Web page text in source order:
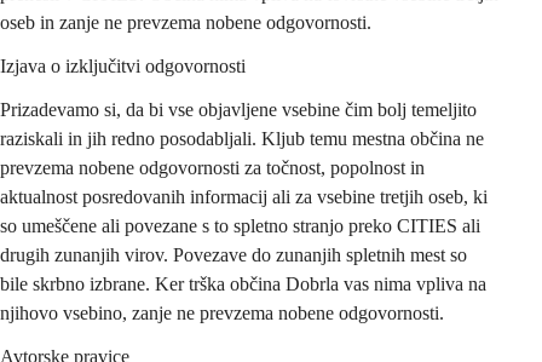
oseb in zanje ne prevzema nobene odgovornosti.
Izjava o izključitvi odgovornosti
Prizadevamo si, da bi vse objavljene vsebine čim bolj temeljito
raziskali in jih redno posodabljali. Kljub temu mestna občina ne
prevzema nobene odgovornosti za točnost, popolnost in
aktualnost posredovanih informacij ali za vsebine tretjih oseb, ki
so umeščene ali povezane s to spletno stranjo preko CITIES ali
drugih zunanjih virov. Povezave do zunanjih spletnih mest so
bile skrbno izbrane. Ker trška občina Dobrla vas nima vpliva na
njihovo vsebino, zanje ne prevzema nobene odgovornosti.
Avtorske pravice